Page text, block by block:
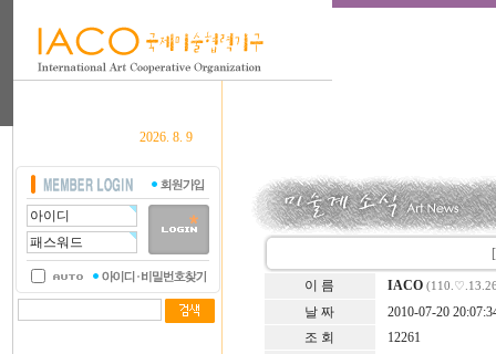
2026. 8. 9
이 름 IACO
날 짜
2010-07-20
조 회
12261